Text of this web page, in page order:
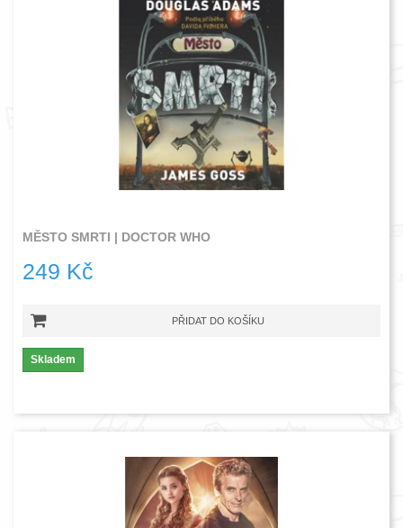
MĚSTO SMRTI | DOCTOR WHO
249 Kč
PŘIDAT DO KOŠÍKU
Skladem